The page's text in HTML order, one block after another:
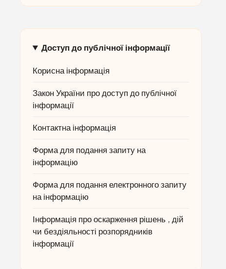
Доступ до публічної інформації
Корисна інформація
Закон України про доступ до публічної
інформації
Контактна інформація
Форма для подання запиту на
інформацію
Форма для подання електронного запиту
на інформацію
Інформація про оскарження рішень , дій
чи бездіяльності розпорядників
інформації